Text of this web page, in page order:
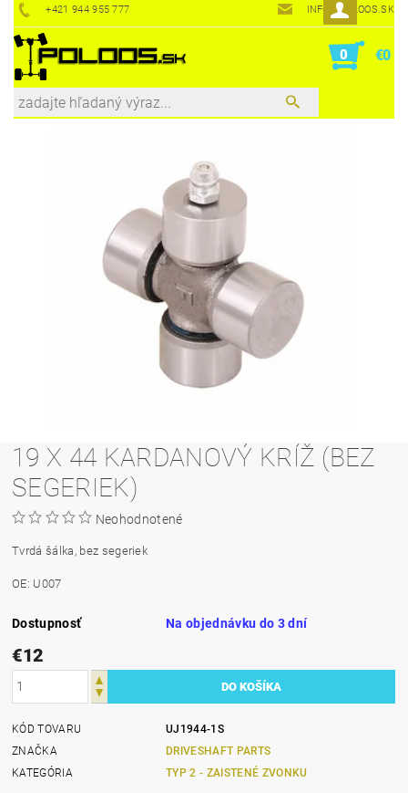
+421 944 955 777 INFO@POLOOS.SK
0 €0
19 X 44 KARDANOVÝ KRÍŽ (BEZ
SEGERIEK)
Neohodnotené
Tvrdá šálka, bez segeriek
OE: U007
Dostupnosť Na objednávku do 3 dní
€12
KÓD TOVARU
UJ1944-1S
ZNAČKA
DRIVESHAFT PARTS
KATEGÓRIA
TYP 2 - ZAISTENÉ ZVONKU